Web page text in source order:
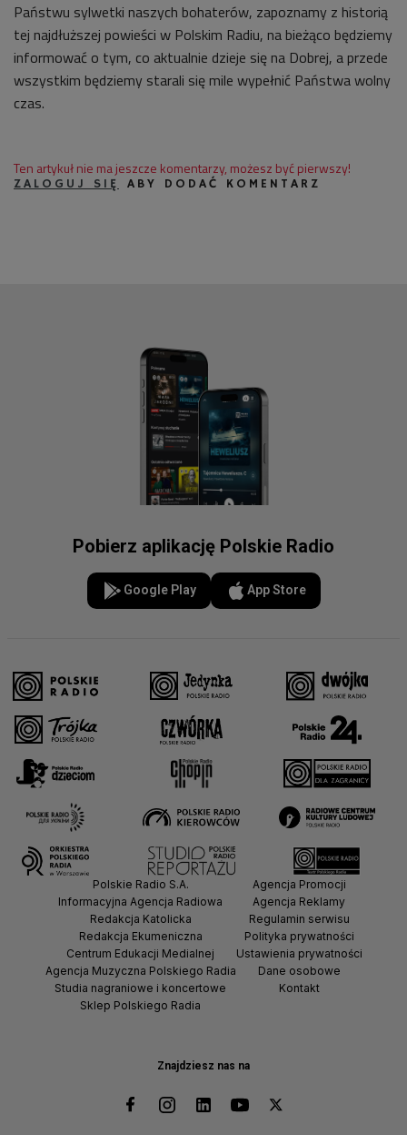
Państwu sylwetki naszych bohaterów, zapoznamy z historią
tej najdłuższej powieści w Polskim Radiu, na bieżąco będziemy
informować o tym, co aktualnie dzieje się na Dobrej, a przede
wszystkim będziemy starali się mile wypełnić Państwa wolny
czas.
Ten artykuł nie ma jeszcze komentarzy, możesz być pierwszy!
ZALOGUJ SIĘ ABY DODAĆ KOMENTARZ
Pobierz aplikację Polskie Radio
Google Play App Store
Znajdziesz nas na
Polskie Radio S.A.
Informacyjna Agencja Radiowa
Redakcja Katolicka
Redakcja Ekumeniczna
Centrum Edukacji Medialnej
Agencja Muzyczna Polskiego Radia
Studia nagraniowe i koncertowe
Sklep Polskiego Radia
Agencja Promocji
Agencja Reklamy
Regulamin serwisu
Polityka prywatności
Ustawienia prywatności
Dane osobowe
Kontakt